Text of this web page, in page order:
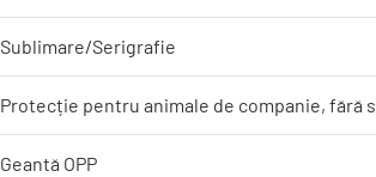
Sublimare/Serigrafie
Protecție pentru animale de companie, fără
Geantă OPP